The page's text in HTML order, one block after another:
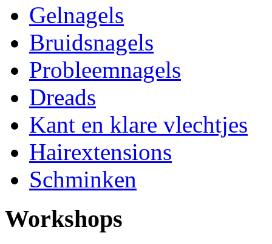
Gelnagels
Bruidsnagels
Probleemnagels
Dreads
Kant en klare vlechtjes
Hairextensions
Schminken
Workshops